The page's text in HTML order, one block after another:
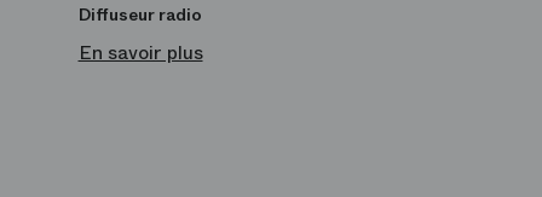
Diffuseur radio
En savoir plus